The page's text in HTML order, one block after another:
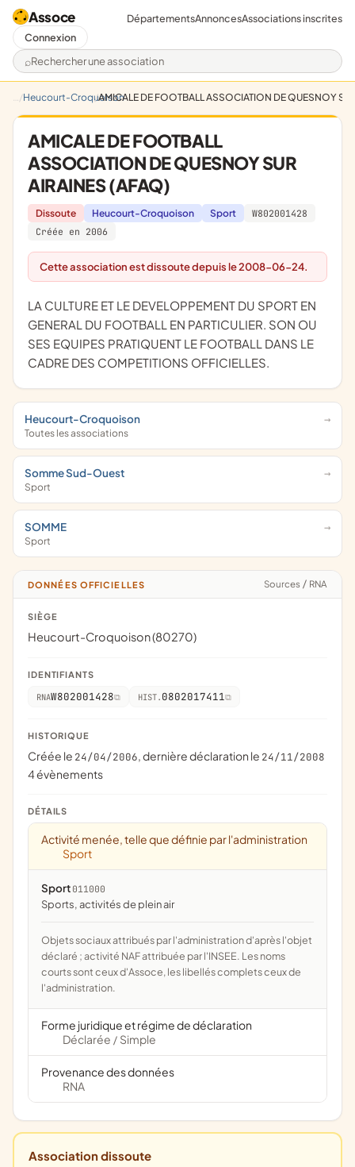
Assoce
Rechercher une association
DépartementsAnnoncesAssociations inscrites
Connexion
Heucourt-CroquoisonAMICALE DE FOOTBALL ASSOCIATION DE QUESNOY
AMICALE DE FOOTBALL
ASSOCIATION DE QUESNOY SUR
AIRAINES (AFAQ)
Dissoute Heucourt-Croquoison Sport
W802001428
Créée en 2006
Cette association est dissoute depuis le 2008-06-24.
LA CULTURE ET LE DEVELOPPEMENT DU SPORT EN
GENERAL DU FOOTBALL EN PARTICULIER. SON OU
SES EQUIPES PRATIQUENT LE FOOTBALL DANS LE
CADRE DES COMPETITIONS OFFICIELLES.
Heucourt-Croquoison
Toutes les associations
Somme Sud-Ouest
Sport
SOMME
Sport
DONNÉES OFFICIELLES Sources / RNA
SIÈGE
Heucourt-Croquoison (80270)
IDENTIFIANTS
RNAW802001428 HIST. 0802017411
HISTORIQUE
Créée le 24/04/2006, dernière déclaration le 24/11/2008
4 évènements
DÉTAILS
Activité menée, telle que définie par l'administration
Sport
Sport 011000
Sports, activités de plein air
Objets sociaux attribués par l'administration d'après l'objet
déclaré ; activité NAF attribuée par l'INSEE. Les noms
courts sont ceux d'Assoce, les libellés complets ceux de
l'administration.
Forme juridique et régime de déclaration
Déclarée / Simple
Provenance des données
RNA
Association dissoute